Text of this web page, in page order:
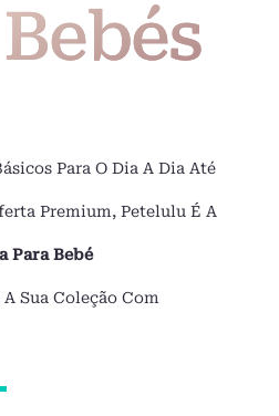
Para O Dia A Dia Até
Premium, Petelulu É A
Para Bebé
Sua Coleção Com